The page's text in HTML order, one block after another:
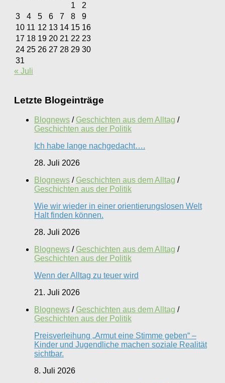
1
2
3
4 5 6 7 8
9
10 11 12 13 14 15 16
17 18 19 20 21 22 23
24 25 26 27 28 29 30
31
« Juli
Letzte Blogeinträge
Blognews / Geschichten aus dem Alltag /
Geschichten aus der Politik
Ich habe lange nachgedacht….
28. Juli 2026
Blognews / Geschichten aus dem Alltag /
Geschichten aus der Politik
Wie wir wieder in einer orientierungslosen Welt
Halt finden können.
28. Juli 2026
Blognews / Geschichten aus dem Alltag /
Geschichten aus der Politik
Wenn der Alltag zu teuer wird
21. Juli 2026
Blognews / Geschichten aus dem Alltag /
Geschichten aus der Politik
Preisverleihung „Armut eine Stimme geben“ –
Kinder und Jugendliche machen soziale Realität
sichtbar.
8. Juli 2026